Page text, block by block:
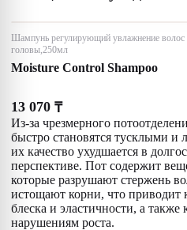
Шампунь регулирующий увлажнение волос
головы,250мл
Moisture Control Shampoo
13 070 ₸
Из-за чрезмерного
быстро становятся тусклыми и
их качество ухудшается в
перспективе. Пот содержит
которые разрушают стержень
истощают корни, что приводит
блеска и эластичности, а также
нарушениям роста.